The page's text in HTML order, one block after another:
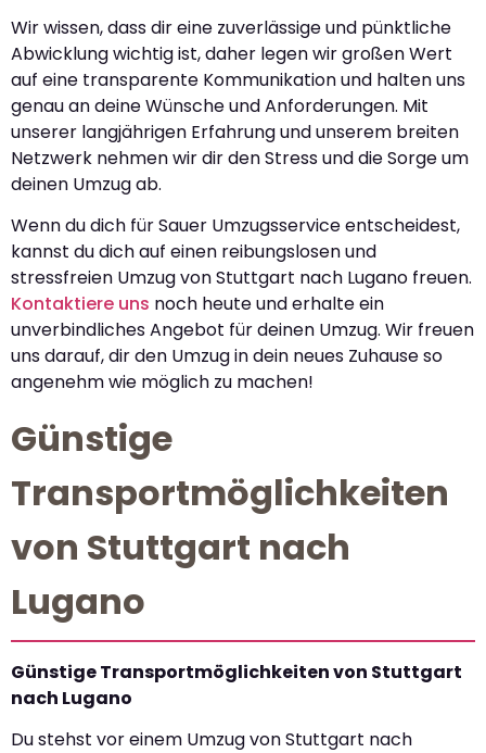
Wir wissen, dass dir eine zuverlässige und pünktliche
Abwicklung wichtig ist, daher legen wir großen Wert
auf eine transparente Kommunikation und halten uns
genau an deine Wünsche und Anforderungen. Mit
unserer langjährigen Erfahrung und unserem breiten
Netzwerk nehmen wir dir den Stress und die Sorge um
deinen Umzug ab.
Wenn du dich für Sauer Umzugsservice entscheidest,
kannst du dich auf einen reibungslosen und
stressfreien Umzug von Stuttgart nach Lugano freuen.
Kontaktiere uns noch heute und erhalte ein
unverbindliches Angebot für deinen Umzug. Wir freuen
uns darauf, dir den Umzug in dein neues Zuhause so
angenehm wie möglich zu machen!
Günstige
Transportmöglichkeiten
von Stuttgart nach
Lugano
Günstige Transportmöglichkeiten von Stuttgart
nach Lugano
Du stehst vor einem Umzug von Stuttgart nach